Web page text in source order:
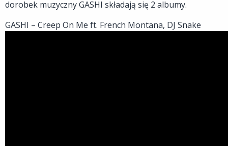
dorobek muzyczny GASHI składają się 2 albumy.
GASHI – Creep On Me ft. French Montana, DJ Snake